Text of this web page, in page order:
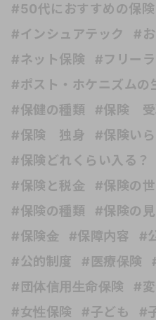
#50代におすすめの保険
#インシュアテック
#
#ネット保険
#フリー
#ポスト・ホケニズムの
#保健の種類
#保険 受
#保険 独身
#保険いら
#保険どれくらい入る？
#保険と税金
#保険の
#保険の種類
#保険の
#保険金
#保障内容
#
#公的制度
#医療保険
#団体信用生命保険
#
#女性保険
#子ども #